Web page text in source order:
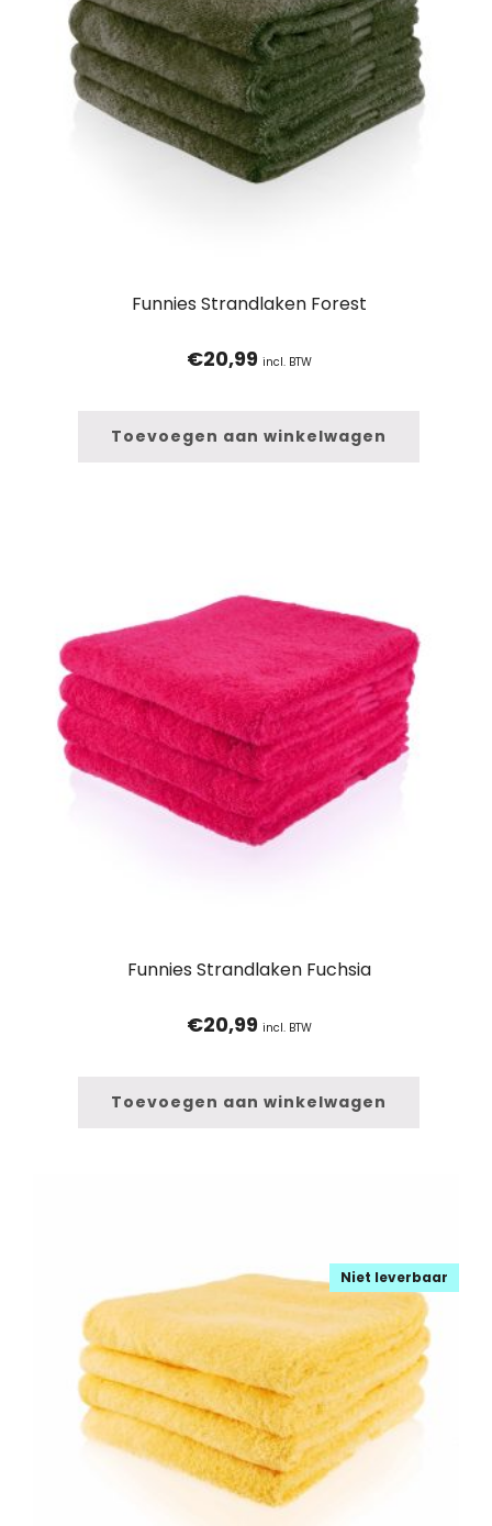
Funnies Strandlaken Forest
€20,99 incl. BTW
Toevoegen aan winkelwagen
Funnies Strandlaken Fuchsia
€20,99 incl. BTW
Toevoegen aan winkelwagen
Niet leverbaar